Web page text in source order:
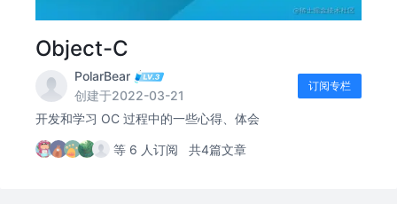
Object-C
PolarBear
创建于2022-03-21
订阅专栏
开发和学习 OC 过程中的一些心得、体会
等 6 人订阅 共4篇文章